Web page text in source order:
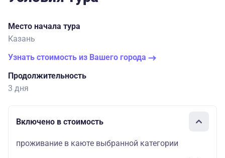
Место начала тура
Казань
Узнать стоимость из Вашего города
Продолжительность
3 дня
Включено в стоимость
проживание в каюте выбранной категории